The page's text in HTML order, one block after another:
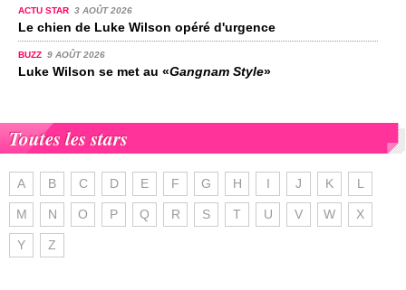
ACTU STAR 3 AOÛT 2026
Le chien de Luke Wilson opéré d'urgence
BUZZ 9 AOÛT 2026
Luke Wilson se met au «Gangnam Style»
Toutes les stars
A B C D E F G H I J K L
M N O P Q R S T U V W X
Y Z